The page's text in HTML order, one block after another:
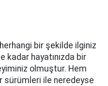
bir şekilde ilginiz
kadar hayatınızda bir
olmuştur. Hem
sürümleri ile neredeyse